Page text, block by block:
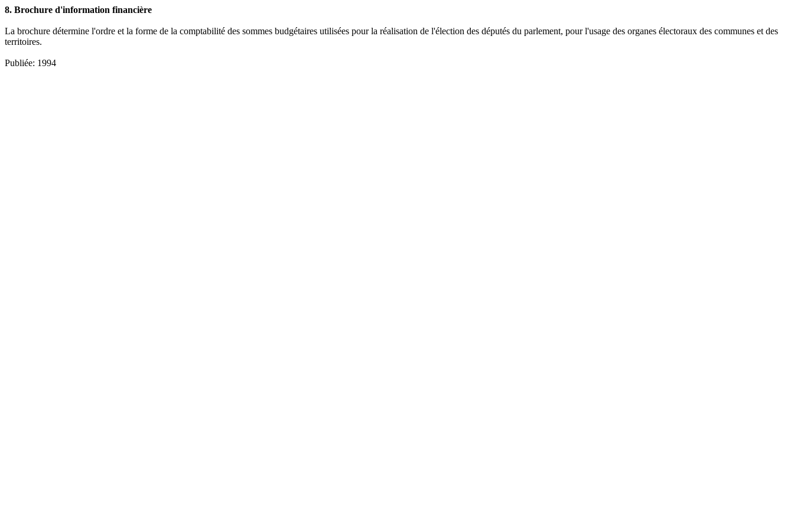
8. Brochure d'information financière
La brochure détermine l'ordre et la forme de la comptabilité des sommes budgétaires utilisées pour la réalisation de l'élection des députés du parlement, pour l'usage des organes électoraux des communes et des
territoires.
Publiée: 1994